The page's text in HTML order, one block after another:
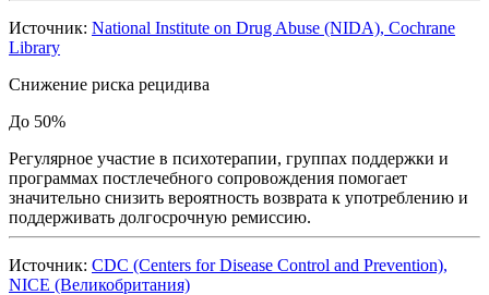
Источник: National Institute on Drug Abuse (NIDA), Cochrane
Library
Снижение риска рецидива
До 50%
Регулярное участие в психотерапии, группах поддержки и
программах постлечебного сопровождения помогает
значительно снизить вероятность возврата к употреблению и
поддерживать долгосрочную ремиссию.
Источник: CDC (Centers for Disease Control and Prevention),
NICE (Великобритания)